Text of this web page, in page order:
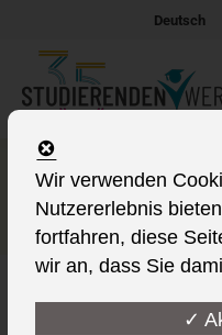
Deutsch
Es ist in
Wir verwenden
Nutzererlebnis
fortfahren, diese
wir an, dass Sie
✓